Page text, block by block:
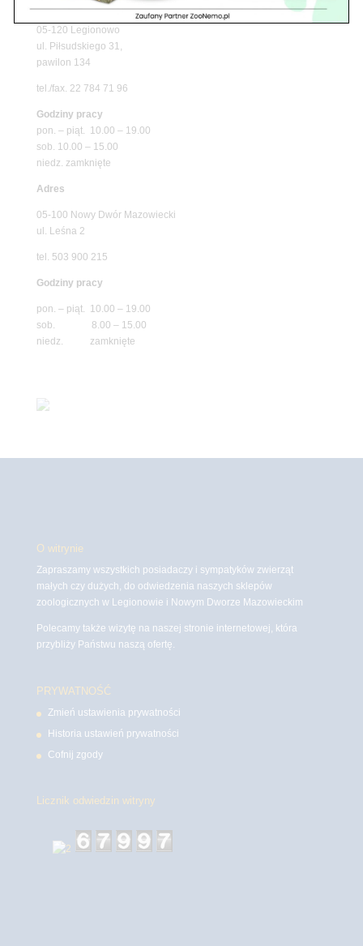
05-120 Legionowo
ul. Piłsudskiego 31,
pawilon 134
tel./fax. 22 784 71 96
Godziny pracy
pon. – piąt. 10.00 – 19.00
sob. 10.00 – 15.00
niedz. zamknięte
Adres
05-100 Nowy Dwór Mazowiecki
ul. Leśna 2
tel. 503 900 215
Godziny pracy
pon. – piąt. 10.00 – 19.00
sob. 8.00 – 15.00
niedz. zamknięte
O witrynie
Zapraszamy wszystkich posiadaczy i sympatyków zwierząt
małych czy dużych, do odwiedzenia naszych sklepów
zoologicznych w Legionowie i Nowym Dworze Mazowieckim
Polecamy także wizytę na naszej stronie internetowej, która
przybliży Państwu naszą ofertę.
PRYWATNOŚĆ
Zmień ustawienia prywatności
Historia ustawień prywatności
Cofnij zgody
Licznik odwiedzin witryny